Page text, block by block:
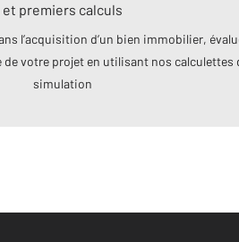
et premiers calculs
l’acquisition d’un bien immobilier,
votre projet en utilisant nos calculettes
simulation